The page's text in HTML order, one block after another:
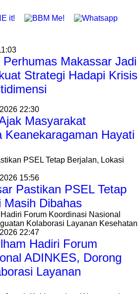
Makassar Jadi
Strategi Hadapi Krisis
22:30
Masyarakat
Keanekaragaman Hayati
15:56
Pastikan PSEL Tetap
Masih Dibahas
22:47
Hadiri Forum
ADINKES, Dorong
Layanan